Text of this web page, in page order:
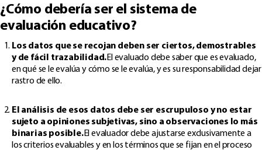
¿Cómo debería ser el sistema de
evaluación educativo?
Los datos que se recojan deben ser ciertos, demostrables
y de fácil trazabilidad.El evaluado debe saber que es evaluado,
en qué se le evalúa y cómo se le evalúa, y es su responsabilidad dejar
rastro de ello.
El análisis de esos datos debe ser escrupuloso y no estar
sujeto a opiniones subjetivas, sino a observaciones lo más
binarias posible.El evaluador debe ajustarse exclusivamente a
los criterios evaluables y en los términos que se fijan en el proceso